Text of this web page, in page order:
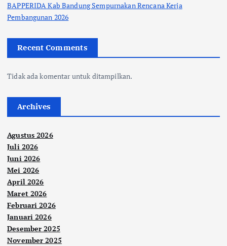
BAPPERIDA Kab Bandung Sempurnakan Rencana Kerja
Pembangunan 2026
Recent Comments
Tidak ada komentar untuk ditampilkan.
Archives
Agustus 2026
Juli 2026
Juni 2026
Mei 2026
April 2026
Maret 2026
Februari 2026
Januari 2026
Desember 2025
November 2025